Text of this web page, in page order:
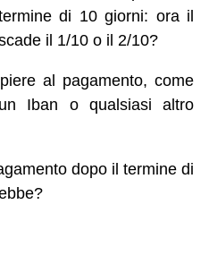
di 10 giorni: ora il
il 1/10 o il 2/10?
al pagamento, come
Iban o qualsiasi altro
dopo il termine di